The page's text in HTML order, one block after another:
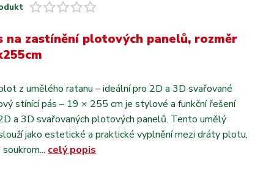
na zastínění plotových panelů, rozměr
z umělého ratanu – ideální pro 2D a 3D svařované
stínící pás – 19 × 255 cm je stylové a funkční řešení
a 3D svařovaných plotových panelů. Tento umělý
jako estetické a praktické vyplnění mezi dráty plotu,
celý popis